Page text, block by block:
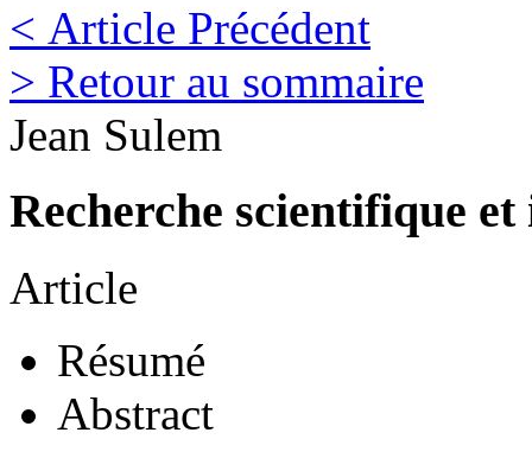
< Article Précédent
> Retour au sommaire
Jean Sulem
Recherche scientifique
Article
Résumé
Abstract